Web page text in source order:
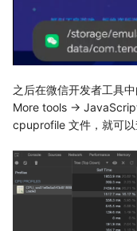
之后在微信开发者工具
More tools ->
cpuprofile 文件，就可